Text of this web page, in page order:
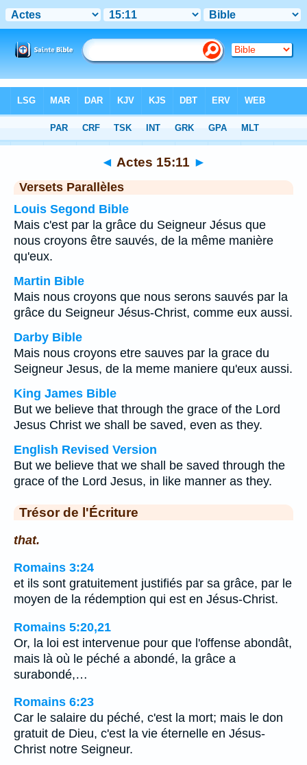
Chapitre 15> Verset 11
◄ Actes 15:11 ►
Versets Parallèles
Louis Segond Bible
Mais c'est par la grâce du Seigneur Jésus que
nous croyons être sauvés, de la même manière
qu'eux.
Martin Bible
Mais nous croyons que nous serons sauvés par la
grâce du Seigneur Jésus-Christ, comme eux aussi.
Darby Bible
Mais nous croyons etre sauves par la grace du
Seigneur Jesus, de la meme maniere qu'eux aussi.
King James Bible
But we believe that through the grace of the Lord
Jesus Christ we shall be saved, even as they.
English Revised Version
But we believe that we shall be saved through the
grace of the Lord Jesus, in like manner as they.
Trésor de l'Écriture
that.
Romains 3:24
et ils sont gratuitement justifiés par sa grâce, par le
moyen de la rédemption qui est en Jésus-Christ.
Romains 5:20,21
Or, la loi est intervenue pour que l'offense abondât,
mais là où le péché a abondé, la grâce a
surabondé,…
Romains 6:23
Car le salaire du péché, c'est la mort; mais le don
gratuit de Dieu, c'est la vie éternelle en Jésus-
Christ notre Seigneur.